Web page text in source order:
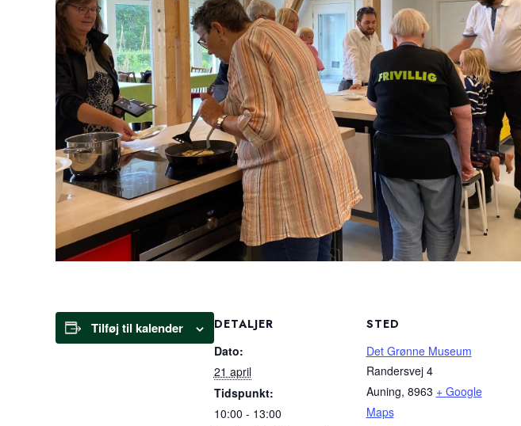
Tilføj til kalender
DETALJER
Dato:
21 april
Tidspunkt:
10:00 - 13:00
STED
Det Grønne Museum
Randersvej 4
Auning, 8963 + Google
Maps